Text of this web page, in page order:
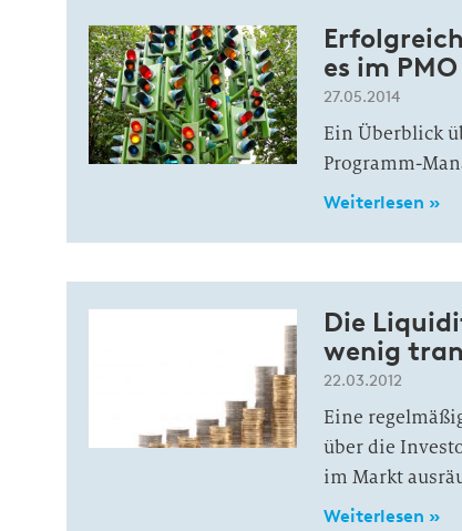
es im
27.05.2014
Ein Überblick
Programm-
Weiterlesen »
Die
wenig
22.03.2012
Eine
über die
im Markt
Weiterlesen »